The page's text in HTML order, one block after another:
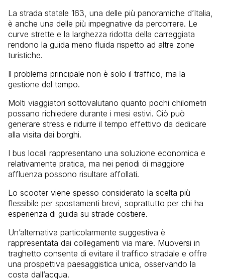
La strada statale 163, una delle più panoramiche d’Italia,
è anche una delle più impegnative da percorrere. Le
curve strette e la larghezza ridotta della carreggiata
rendono la guida meno fluida rispetto ad altre zone
turistiche.
Il problema principale non è solo il traffico, ma la
gestione del tempo.
Molti viaggiatori sottovalutano quanto pochi chilometri
possano richiedere durante i mesi estivi. Ciò può
generare stress e ridurre il tempo effettivo da dedicare
alla visita dei borghi.
I bus locali rappresentano una soluzione economica e
relativamente pratica, ma nei periodi di maggiore
affluenza possono risultare affollati.
Lo scooter viene spesso considerato la scelta più
flessibile per spostamenti brevi, soprattutto per chi ha
esperienza di guida su strade costiere.
Un’alternativa particolarmente suggestiva è
rappresentata dai collegamenti via mare. Muoversi in
traghetto consente di evitare il traffico stradale e offre
una prospettiva paesaggistica unica, osservando la
costa dall’acqua.